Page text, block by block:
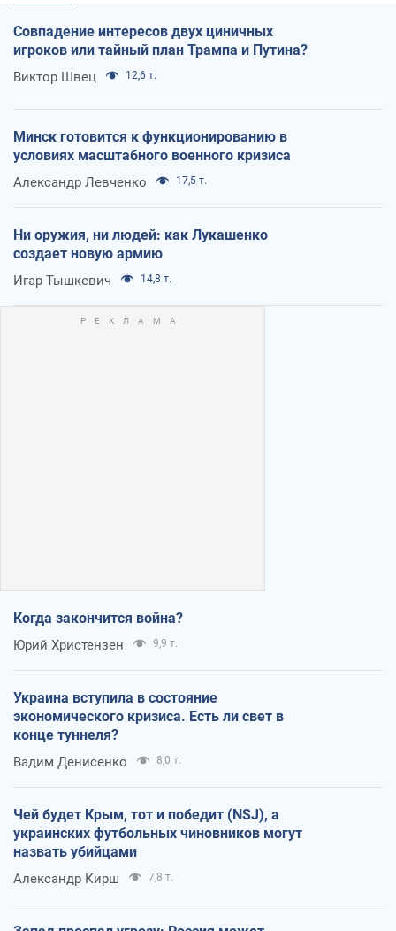
Совпадение интересов двух циничных
игроков или тайный план Трампа и Путина?
Виктор Швец 12,6 т.
Минск готовится к функционированию в
условиях масштабного военного кризиса
Александр Левченко 17,5 т.
Ни оружия, ни людей: как Лукашенко
создает новую армию
Игар Тышкевич 14,8 т.
Когда закончится война?
Юрий Христензен 9,9 т.
Украина вступила в состояние
экономического кризиса. Есть ли свет в
конце туннеля?
Вадим Денисенко 8,0 т.
Чей будет Крым, тот и победит (NSJ), а
украинских футбольных чиновников могут
назвать убийцами
Александр Кирш 7,8 т.